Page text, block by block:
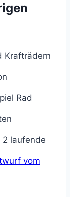
Krafträdern
Rad
2 laufende
vom